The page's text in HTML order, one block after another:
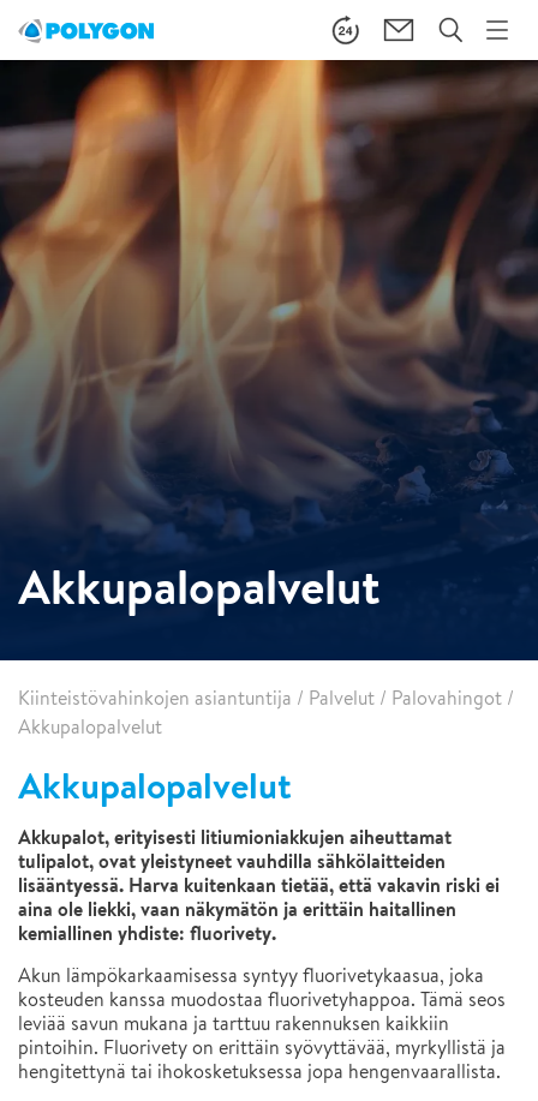
Akkupalopalvelut
Kiinteistövahinkojen asiantuntija / Palvelut / Palovahingot /
Akkupalopalvelut
Akkupalopalvelut
Akkupalot, erityisesti litiumioniakkujen aiheuttamat
tulipalot, ovat yleistyneet vauhdilla sähkölaitteiden
lisääntyessä. Harva kuitenkaan tietää, että vakavin riski ei
aina ole liekki, vaan näkymätön ja erittäin haitallinen
kemiallinen yhdiste: fluorivety.
Akun lämpökarkaamisessa syntyy fluorivetykaasua, joka
kosteuden kanssa muodostaa fluorivetyhappoa. Tämä seos
leviää savun mukana ja tarttuu rakennuksen kaikkiin
pintoihin. Fluorivety on erittäin syövyttävää, myrkyllistä ja
hengitettynä tai ihokosketuksessa jopa hengenvaarallista.